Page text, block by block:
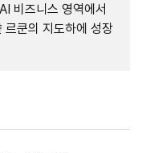
비즈니스 영역에서
르쿤의 지도하에 성장